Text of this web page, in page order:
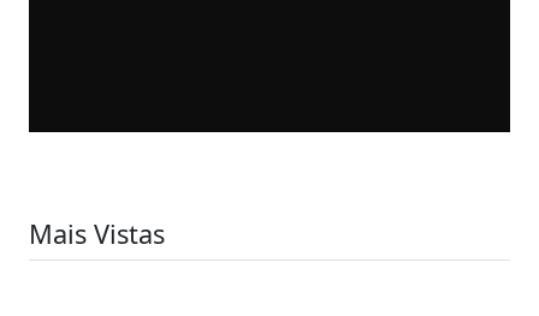
Mais Vistas